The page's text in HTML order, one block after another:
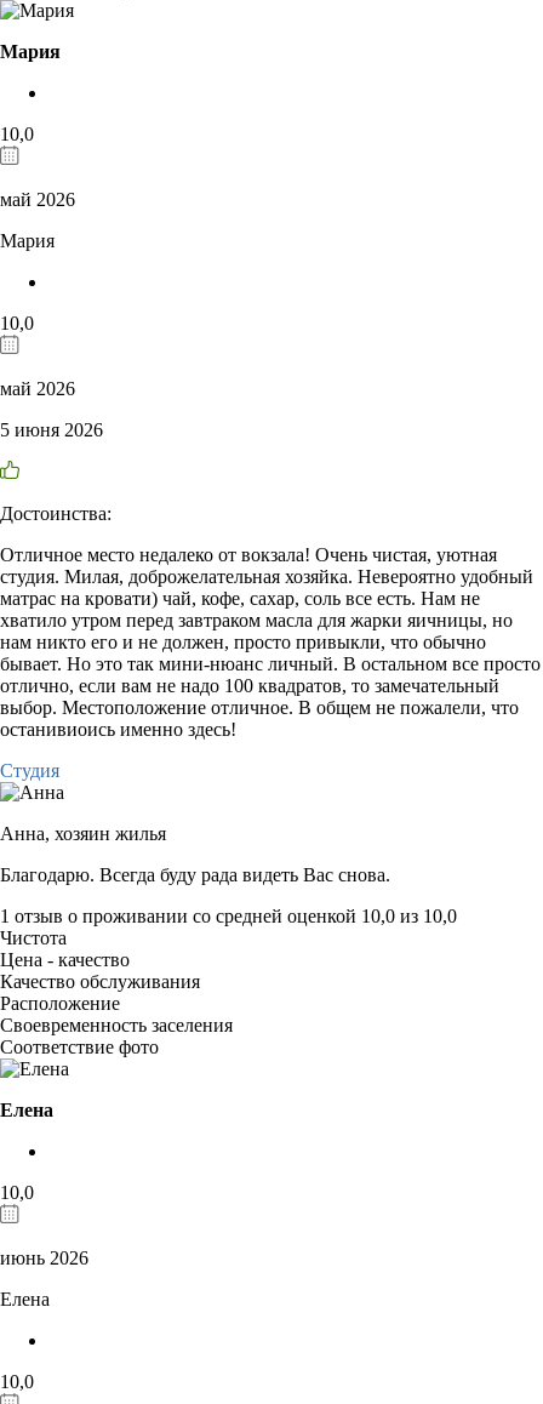
Мария
10,0
май 2026
Мария
10,0
май 2026
5 июня 2026
Достоинства:
Отличное место недалеко от вокзала! Очень чистая, уютная
студия. Милая, доброжелательная хозяйка. Невероятно удобный
матрас на кровати) чай, кофе, сахар, соль все есть. Нам не
хватило утром перед завтраком масла для жарки яичницы, но
нам никто его и не должен, просто привыкли, что обычно
бывает. Но это так мини-нюанс личный. В остальном все просто
отлично, если вам не надо 100 квадратов, то замечательный
выбор. Местоположение отличное. В общем не пожалели, что
останивиоись именно здесь!
Студия
Анна, хозяин жилья
Благодарю. Всегда буду рада видеть Вас снова.
1 отзыв о проживании со средней оценкой 10,0 из 10,0
Чистота
Цена - качество
Качество обслуживания
Расположение
Своевременность заселения
Соответствие фото
Елена
10,0
июнь 2026
Елена
10,0